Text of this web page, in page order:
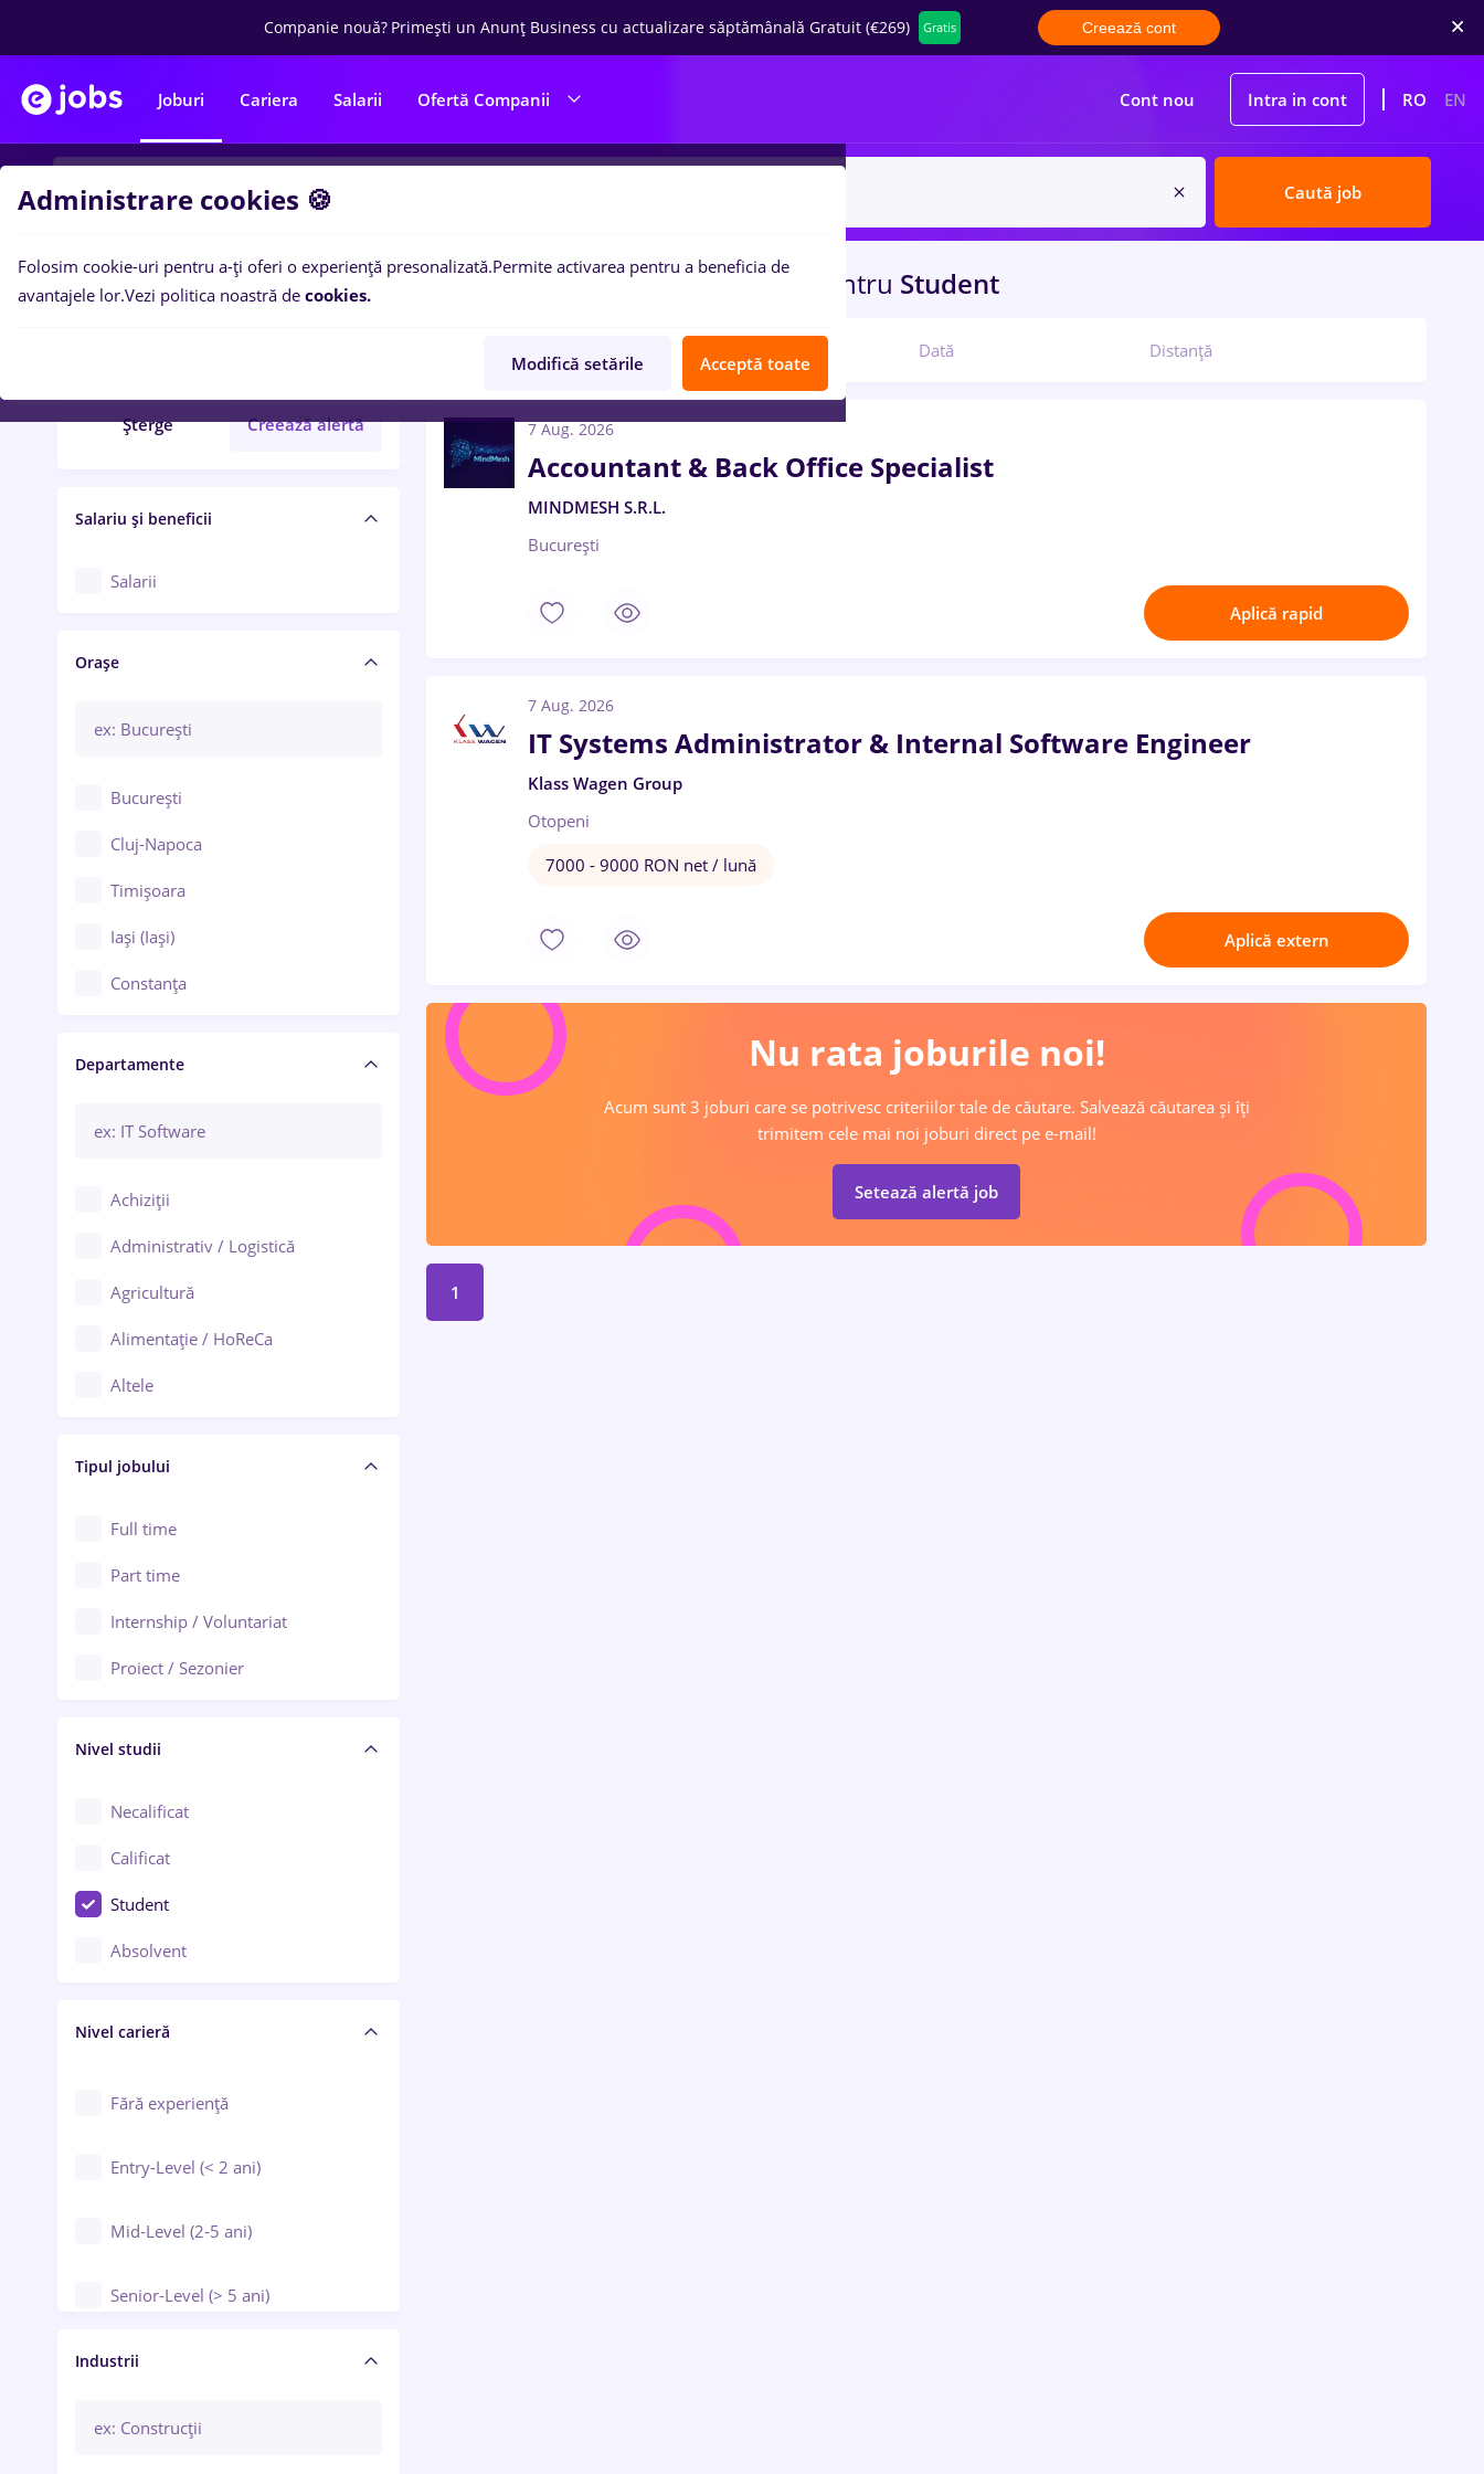
Companie nouă? Primești un Anunț Business cu actualizare săptămânală Gratuit (€269) Gratis Creează cont
Joburi Cariera Salarii Ofertă Companii Cont nou Intra in cont RO EN
Caută job
Filtre
Șterge Creează alertă
Salariu și beneficii
Salarii
Orașe
București
Cluj-Napoca
Timișoara
Iași (Iași)
Constanța
Brașov
Bacău
Galați (Galați)
Ploiești
Arad
Baia Mare
Bârlad
Bistrița (Bistrița-Năsăud)
Departamente
Achiziții
Administrativ / Logistică
Agricultură
Alimentație / HoReCa
Altele
Asigurări
Au pair / Babysitter / Curățenie
Audit / Consultanță
Auto / Echipamente
Automatizări
Cercetare - dezvoltare
Chimie / Biochimie
Confecții / Design vestimentar
Construcții / Instalații
Controlul calității
Educație / Training / Arte
Tipul jobului
Full time
Part time
Internship / Voluntariat
Proiect / Sezonier
Nivel studii
Necalificat
Calificat
Student
Absolvent
Nivel carieră
Fără experiență
Entry-Level (< 2 ani)
Mid-Level (2-5 ani)
Senior-Level (> 5 ani)
Manager / Executiv
Industrii
3locuri de muncaautomation pentru Student
Dată Distanță
7 Aug. 2026
Accountant & Back Office Specialist
MINDMESH S.R.L.
București
Aplică rapid
7 Aug. 2026
IT Systems Administrator & Internal Software Engineer
Klass Wagen Group
Otopeni
7000 - 9000 RON net / lună
Aplică extern
Nu rata joburile noi!
Acum sunt 3 joburi care se potrivesc criteriilor tale de căutare. Salvează căutarea și îți
trimitem cele mai noi joburi direct pe e-mail!
Setează alertă job
1
Administrare cookies 🍪
Folosim cookie-uri pentru a-ți oferi o experiență presonalizată.Permite activarea pentru a beneficia de
avantajele lor.Vezi politica noastră de cookies.
Modifică setările Acceptă toate